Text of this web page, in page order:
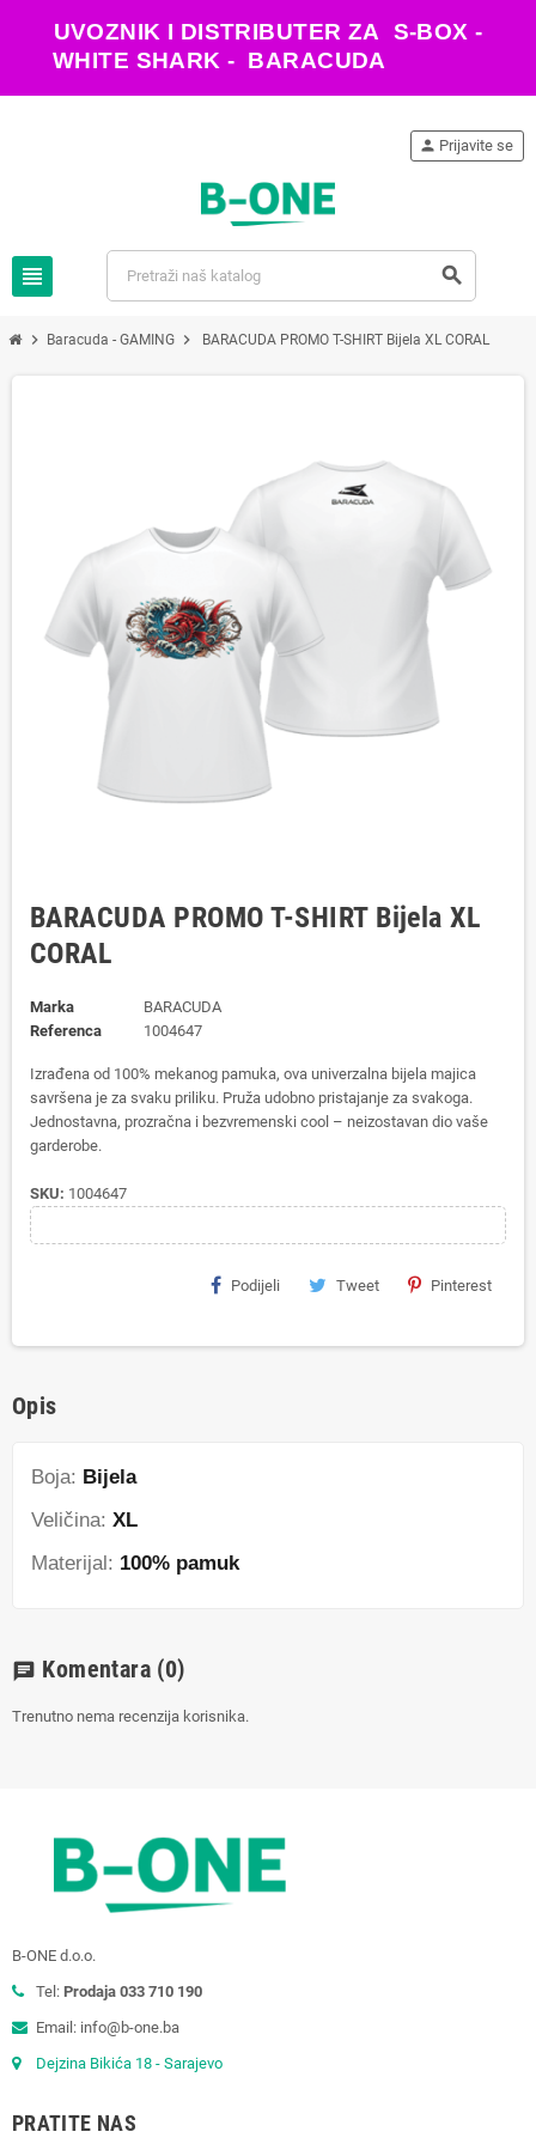
UVOZNIK I DISTRIBUTER ZA S-BOX -
WHITE SHARK - BARACUDA
view_headline search
person Prijavite se
chevron_right Baracuda - GAMING chevron_right BARACUDA PROMO T-SHIRT Bijela XL CORAL
BARACUDA PROMO T-SHIRT Bijela XL
CORAL
Marka
BARACUDA
Referenca
1004647
Izrađena od 100% mekanog pamuka, ova univerzalna bijela majica
savršena je za svaku priliku. Pruža udobno pristajanje za svakoga.
Jednostavna, prozračna i bezvremenski cool – neizostavan dio vaše
garderobe.
SKU: 1004647
Podijeli Tweet Pinterest
Opis
Boja: Bijela
Veličina: XL
Materijal: 100% pamuk
chat Komentara (0)
Trenutno nema recenzija korisnika.
B-ONE d.o.o.
Tel: Prodaja 033 710 190
Email: info@b-one.ba
Dejzina Bikića 18 - Sarajevo
PRATITE NAS